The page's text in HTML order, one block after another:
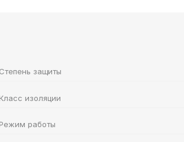
Степень защиты
Класс изоляции
Режим работы